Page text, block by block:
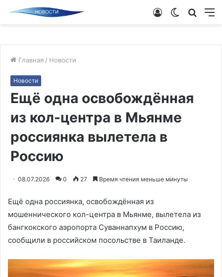
Поиск
Switch
Войти
Главная / Новости
Новости
Ещё одна освобождённая
из кол-центра в Мьянме
россиянка вылетела в
Россию
08.07.2026 0 27 Время чтения меньше минуты
Ещё одна россиянка, освобождённая из
мошеннического кол-центра в Мьянме, вылетела из
бангкокского аэропорта Суваннапхум в Россию,
сообщили в российском посольстве в Таиланде.